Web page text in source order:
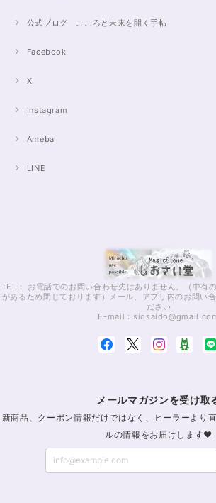
公式ブログ こころと未来を開く手帖
Facebook
X
Instagram
Ameba
LINE
TEL： お電話でのお問い合わせ先はありません。（中有
があるため閉じております）メール、アプリ内のお問い
ださい
E-mail：
メールマガジンを受け取
新商品、クーポン情報だけではなく、ヒーラーより
ルの情報をお届けします♥